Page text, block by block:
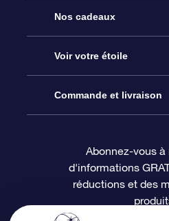
Service
À propos de l’OSR
Nous contacter
Questions fréquemment
Revues
Nos cadeaux
Cadeau d’étoile en ligne
Coffret cadeau OSR
Carte cadeau OSR
Cadeaux d’entreprise
Voir votre étoile
Registre des étoiles
Page d’accueil
Commande et livraison
Informations de paiement
Informations d’expédition
Abonnez-vous
d'informations
réductions et des